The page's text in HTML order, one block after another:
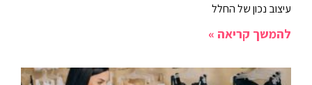
עיצוב נכון של החלל
להמשך קריאה »